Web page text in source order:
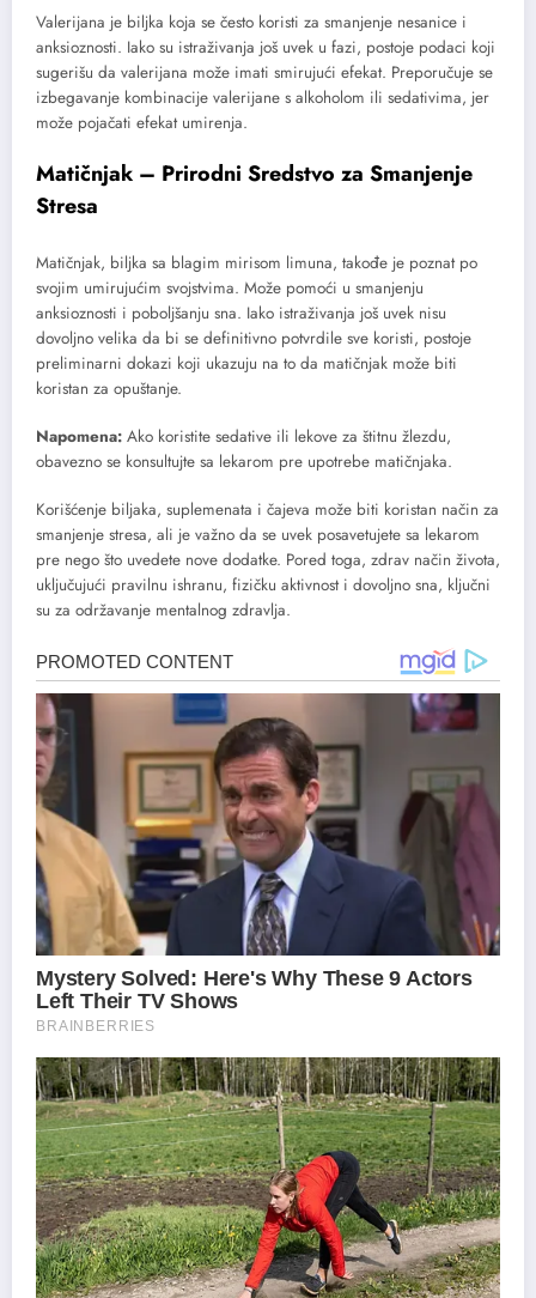
Valerijana je biljka koja se često koristi za smanjenje nesanice i
anksioznosti. Iako su istraživanja još uvek u fazi, postoje podaci koji
sugerišu da valerijana može imati smirujući efekat. Preporučuje se
izbegavanje kombinacije valerijane s alkoholom ili sedativima, jer
može pojačati efekat umirenja.
Matičnjak – Prirodni Sredstvo za Smanjenje
Stresa
Matičnjak, biljka sa blagim mirisom limuna, takođe je poznat po
svojim umirujućim svojstvima. Može pomoći u smanjenju
anksioznosti i poboljšanju sna. Iako istraživanja još uvek nisu
dovoljno velika da bi se definitivno potvrdile sve koristi, postoje
preliminarni dokazi koji ukazuju na to da matičnjak može biti
koristan za opuštanje.
Napomena: Ako koristite sedative ili lekove za štitnu žlezdu,
obavezno se konsultujte sa lekarom pre upotrebe matičnjaka.
Korišćenje biljaka, suplemenata i čajeva može biti koristan način za
smanjenje stresa, ali je važno da se uvek posavetujete sa lekarom
pre nego što uvedete nove dodatke. Pored toga, zdrav način života,
uključujući pravilnu ishranu, fizičku aktivnost i dovoljno sna, ključni
su za održavanje mentalnog zdravlja.